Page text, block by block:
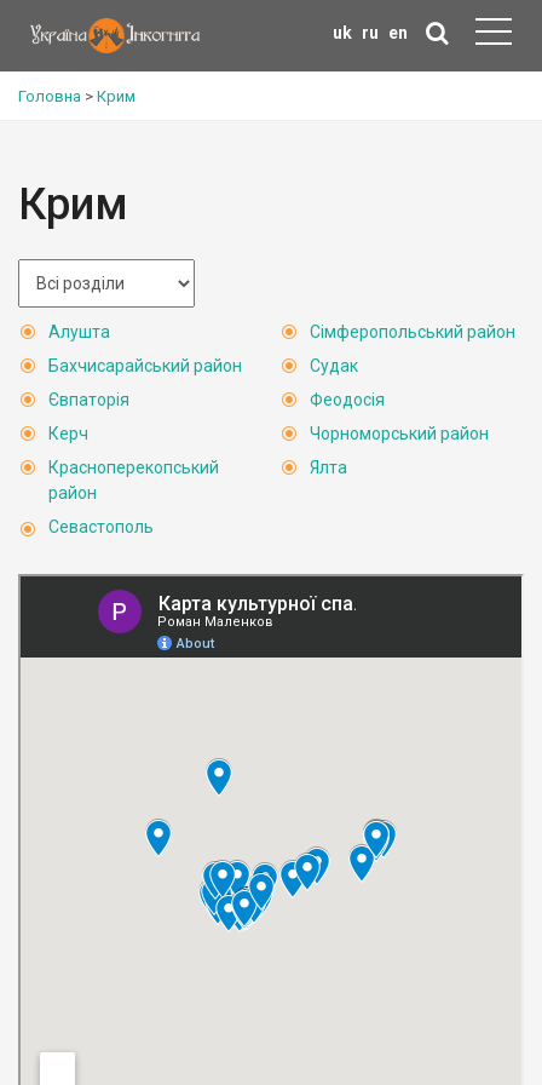
uk ru en
Головна > Крим
Крим
Алушта
Бахчисарайський район
Євпаторія
Керч
Красноперекопський
район
Севастополь
Сімферопольський район
Судак
Феодосія
Чорноморський район
Ялта